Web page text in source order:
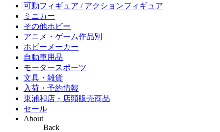
可動フィギュア / アクションフィギュア
ミニカー
その他ホビー
アニメ・ゲーム作品別
ホビーメーカー
自動車用品
モータースポーツ
文具・雑貨
入荷・予約情報
東浦和店・店頭販売商品
セール
About
Back